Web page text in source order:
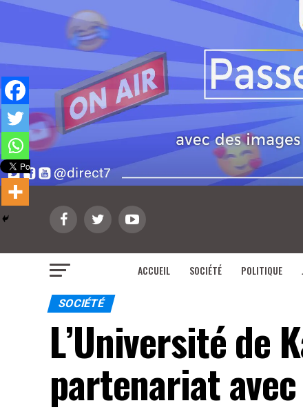
ACCUEIL SOCIÉTÉ POLITIQUE
SOCIÉTÉ
L’Université de
partenariat avec